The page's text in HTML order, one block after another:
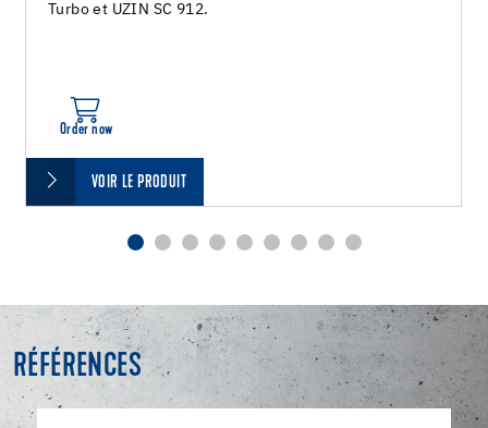
Turbo et UZIN SC 912.
Order now
VOIR LE PRODUIT
RÉFÉRENCES